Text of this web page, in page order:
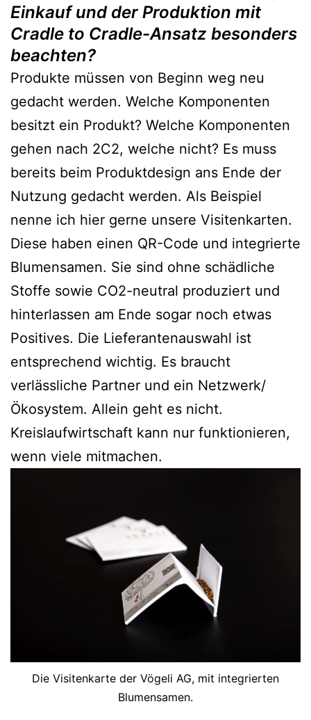
Einkauf und der Produktion mit
Cradle to Cradle-Ansatz besonders
beachten?
Produkte müssen von Beginn weg neu
gedacht werden. Welche Komponenten
besitzt ein Produkt? Welche Komponenten
gehen nach 2C2, welche nicht? Es muss
bereits beim Produktdesign ans Ende der
Nutzung gedacht werden. Als Beispiel
nenne ich hier gerne unsere Visitenkarten.
Diese haben einen QR-Code und integrierte
Blumensamen. Sie sind ohne schädliche
Stoffe sowie CO2-neutral produziert und
hinterlassen am Ende sogar noch etwas
Positives. Die Lieferantenauswahl ist
entsprechend wichtig. Es braucht
verlässliche Partner und ein Netzwerk/
Ökosystem. Allein geht es nicht.
Kreislaufwirtschaft kann nur funktionieren,
wenn viele mitmachen.
Die Visitenkarte der Vögeli AG, mit integrierten
Blumensamen.